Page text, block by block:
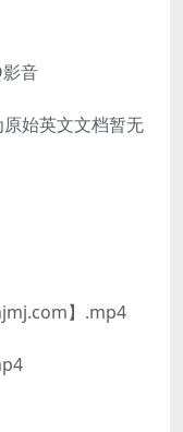
音
始英文文档暂无
】.mp4